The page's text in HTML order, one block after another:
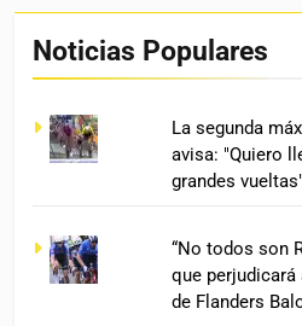
Noticias Populares
La segunda
avisa: "Quiero
grandes vueltas"
“No todos son
que
de Flanders